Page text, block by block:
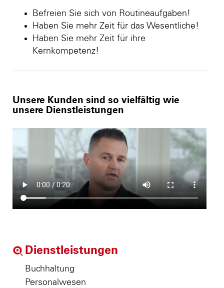
Befreien Sie sich von Routineaufgaben!
Haben Sie mehr Zeit für das Wesentliche!
Haben Sie mehr Zeit für ihre
Kernkompetenz!
Unsere Kunden sind so vielfältig wie
unsere Dienstleistungen
Dienstleistungen
Buchhaltung
Personalwesen